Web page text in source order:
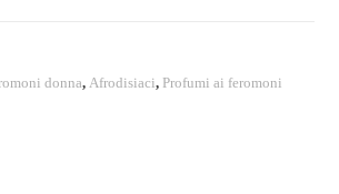
donna,Afrodisiaci, Profumi ai feromoni